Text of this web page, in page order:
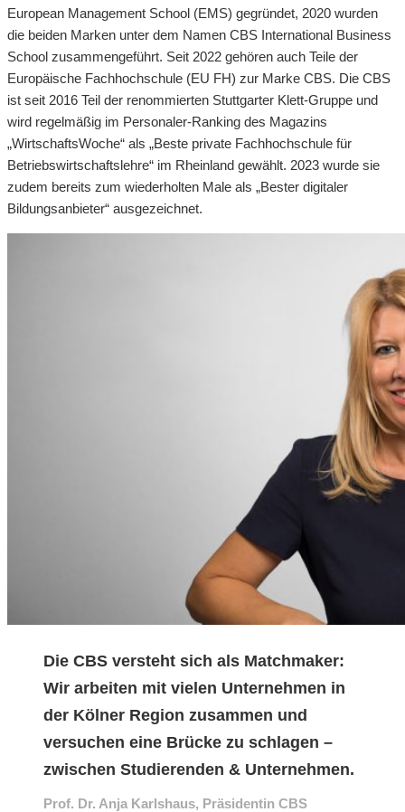
European Management School (EMS) gegründet, 2020 wurden
die beiden Marken unter dem Namen CBS International Business
School zusammengeführt. Seit 2022 gehören auch Teile der
Europäische Fachhochschule (EU FH) zur Marke CBS. Die CBS
ist seit 2016 Teil der renommierten Stuttgarter Klett-Gruppe und
wird regelmäßig im Personaler-Ranking des Magazins
„WirtschaftsWoche“ als „Beste private Fachhochschule für
Betriebswirtschaftslehre“ im Rheinland gewählt. 2023 wurde sie
zudem bereits zum wiederholten Male als „Bester digitaler
Bildungsanbieter“ ausgezeichnet.
Die CBS versteht sich als Matchmaker:
Wir arbeiten mit vielen Unternehmen in
der Kölner Region zusammen und
versuchen eine Brücke zu schlagen –
zwischen Studierenden & Unternehmen.
Prof. Dr. Anja Karlshaus, Präsidentin CBS